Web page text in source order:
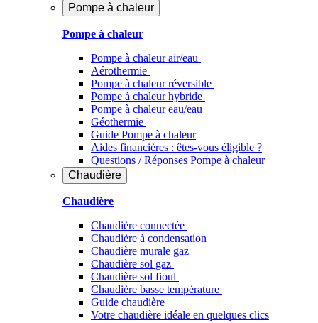
Pompe à chaleur
Pompe à chaleur
Pompe à chaleur air/eau
Aérothermie
Pompe à chaleur réversible
Pompe à chaleur hybride
Pompe à chaleur​ eau/eau
Géothermie
Guide Pompe à chaleur
Aides financières : êtes-vous éligible ?
Questions / Réponses Pompe à chaleur
Chaudière
Chaudière
Chaudière connectée
Chaudière à condensation
Chaudière murale gaz
Chaudière sol gaz
Chaudière sol fioul
Chaudière basse température
Guide chaudière
Votre chaudière idéale en quelques clics